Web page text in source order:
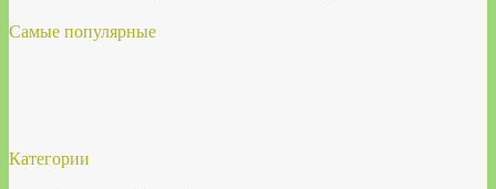
Самые популярные
Категории